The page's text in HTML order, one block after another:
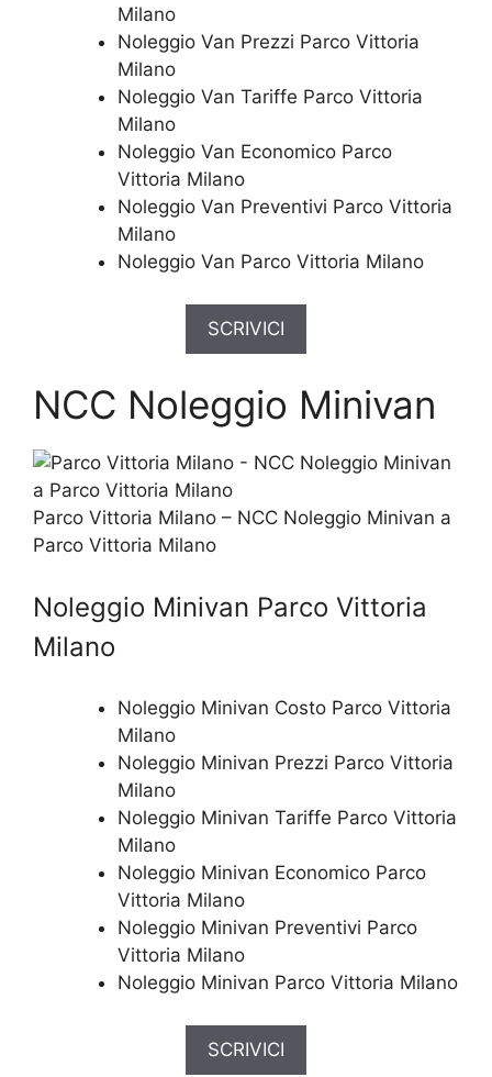
Milano
Noleggio Van Prezzi Parco Vittoria
Milano
Noleggio Van Tariffe Parco Vittoria
Milano
Noleggio Van Economico Parco
Vittoria Milano
Noleggio Van Preventivi Parco Vittoria
Milano
Noleggio Van Parco Vittoria Milano
SCRIVICI
NCC Noleggio Minivan
Parco Vittoria Milano – NCC Noleggio Minivan a
Parco Vittoria Milano
Noleggio Minivan Parco Vittoria
Milano
Noleggio Minivan Costo Parco Vittoria
Milano
Noleggio Minivan Prezzi Parco Vittoria
Milano
Noleggio Minivan Tariffe Parco Vittoria
Milano
Noleggio Minivan Economico Parco
Vittoria Milano
Noleggio Minivan Preventivi Parco
Vittoria Milano
Noleggio Minivan Parco Vittoria Milano
SCRIVICI